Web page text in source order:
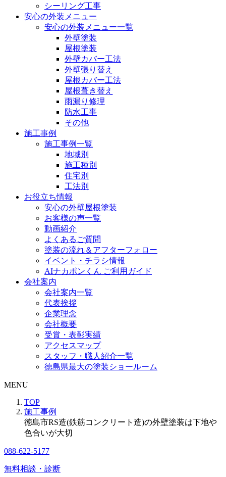
シーリング工事
安心の外装メニュー
安心の外装メニュー一覧
外壁塗装
屋根塗装
外壁カバー工法
外壁張り替え
屋根カバー工法
屋根葺き替え
雨漏り修理
防水工事
その他
施工事例
施工事例一覧
地域別
施工種別
住宅別
工法別
お役立ち情報
安心の外壁屋根塗装
お客様の声一覧
動画紹介
よくあるご質問
塗装の流れ＆アフターフォロー
イベント・チラシ情報
AIナカポンくん ご利用ガイド
会社案内
会社案内一覧
代表挨拶
企業理念
会社概要
受賞・表彰実績
アクセスマップ
スタッフ・職人紹介一覧
徳島県最大の塗装ショールーム
MENU
TOP
施工事例
徳島市RS造(鉄筋コンクリート造)の外壁塗装は下地や
色合いが大切
088-622-5177
無料相談・診断